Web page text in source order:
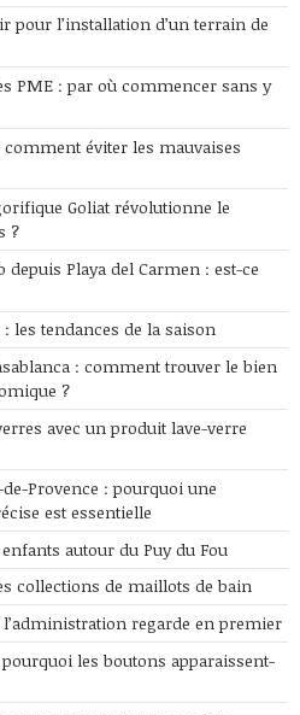
pour l’installation d’un terrain de
PME : par où commencer sans y
éviter les mauvaises
Goliat révolutionne le
?
depuis Playa del Carmen : est-ce
les tendances de la saison
: comment trouver le bien
?
avec un produit lave-verre
Provence : pourquoi une
est essentielle
autour du Puy du Fou
collections de maillots de bain
regarde en premier
les boutons apparaissent-